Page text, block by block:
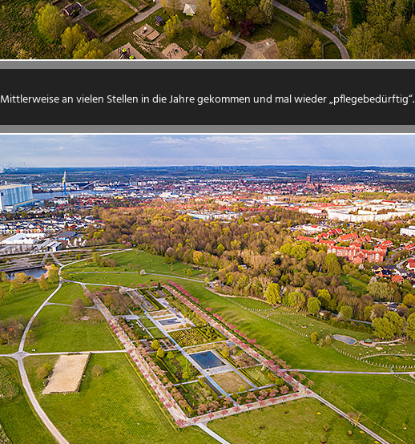
Mittlerweise an vielen Stellen in die Jahre gekommen und mal wieder „pflegebedürftig“.